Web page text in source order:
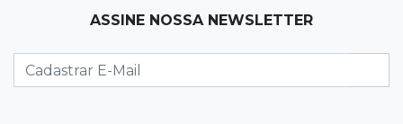
Vídeo mostra jovem sendo executado com
ASSINE NOSSA NEWSLETTER